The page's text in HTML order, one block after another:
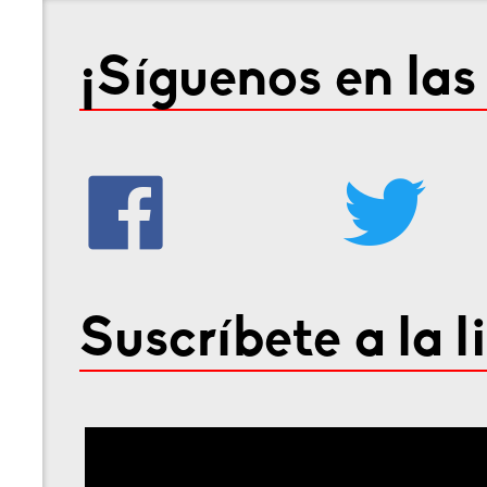
¡Síguenos en
Suscríbete a la